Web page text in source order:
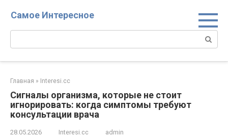
Самое Интересное
Поиск:
Главная » Interesi.cc
Сигналы организма, которые не стоит
игнорировать: когда симптомы требуют
консультации врача
28.05.2026 Interesi.cc admin